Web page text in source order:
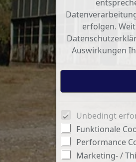
erfolgen.
Auswirkungen
Unbedingt
Funktionale
Performance
Marketing- /